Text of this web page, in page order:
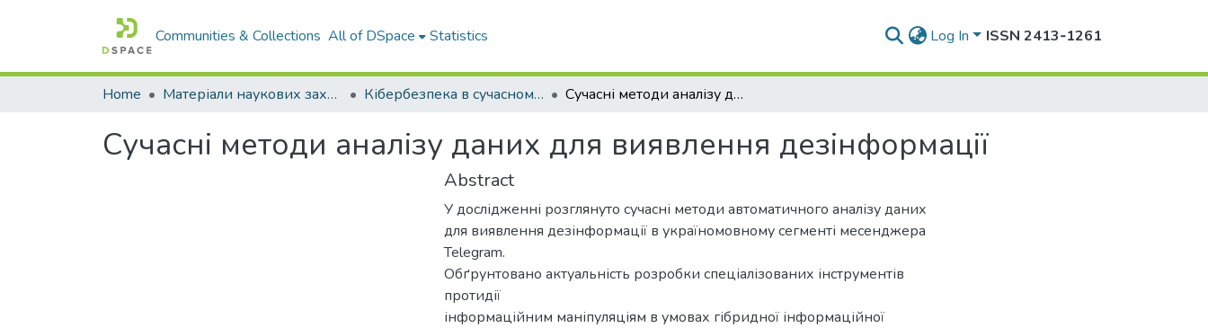
Communities & Collections All of DSpace Statistics Log In ISSN 2413‑1261
Home Матеріали наукових заходів Кібербезпека в сучасному світі: актуальні виклики Сучасні методи аналізу даних для виявлення дезінформації
Сучасні методи аналізу даних для виявлення дезінформації
Abstract
У дослідженні розглянуто сучасні методи автоматичного аналізу даних
для виявлення дезінформації в україномовному сегменті месенджера
Telegram.
Обґрунтовано актуальність розробки спеціалізованих інструментів
протидії
інформаційним маніпуляціям в умовах гібридної інформаційної